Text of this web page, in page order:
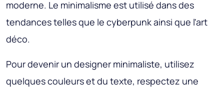
moderne. Le minimalisme est utilisé dans des
tendances telles que le cyberpunk ainsi que l'art
déco.
Pour devenir un designer minimaliste, utilisez
quelques couleurs et du texte, respectez une